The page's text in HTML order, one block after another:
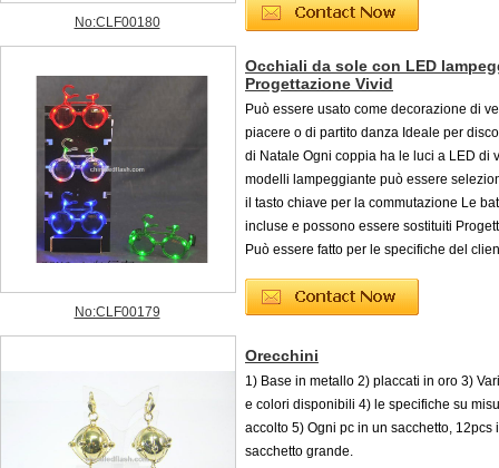
No:CLF00180
No:CLF00179
Occhiali da sole con LED
Progettazione Vivid
Può essere usato come decorazione di
piacere o di partito danza Ideale per
di Natale Ogni coppia ha le luci a LED di
modelli lampeggiante può essere
il tasto chiave per la commutazione Le
incluse e possono essere sostituiti
Può essere fatto per le specifiche del
Orecchini
1) Base in metallo 2) placcati in oro 3)
e colori disponibili 4) le specifiche su
accolto 5) Ogni pc in un sacchetto, 12pcs
sacchetto grande.